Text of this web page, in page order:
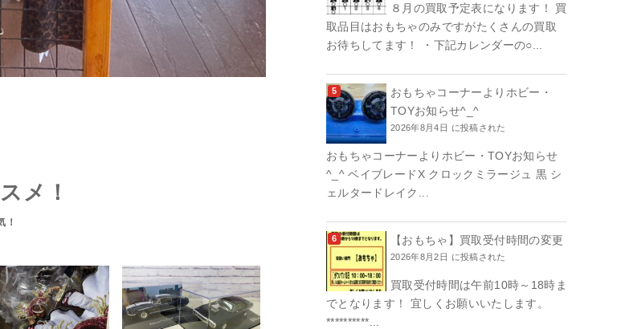
メ！
８月の買取予定表になります！ 買
取品目はおもちゃのみですがたくさんの買取
お待ちしてます！ ・下記カレンダーの○...
おもちゃコーナーよりホビー・
TOYお知らせ^_^
2026年8月4日 に投稿された
おもちゃコーナーよりホビー・TOYお知らせ
^_^ ベイブレードX クロックミラージュ 黒 シ
ェルタードレイク...
【おもちゃ】買取受付時間の変更
2026年8月2日 に投稿された
買取受付時間は午前10時～18時ま
でとなります！ 宜しくお願いいたします。
**********...